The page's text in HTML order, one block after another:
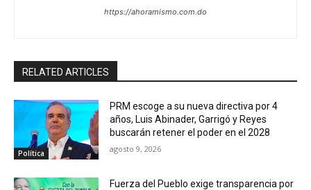
https://ahoramismo.com.do
RELATED ARTICLES
Política
PRM escoge a su nueva directiva por 4
años, Luis Abinader, Garrigó y Reyes
buscarán retener el poder en el 2028
agosto 9, 2026
Fuerza del Pueblo exige transparencia por